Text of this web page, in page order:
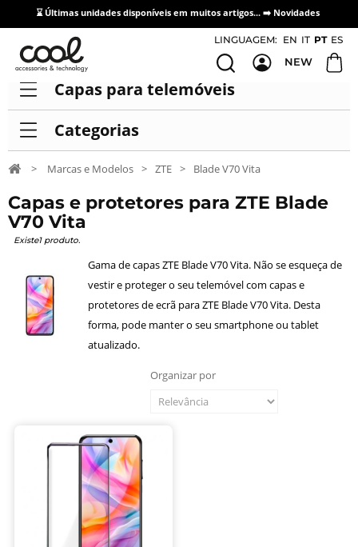
⌛ Últimas unidades disponíveis em muitos artigos... ➡️ Novidades
Acesso / Cadastro de Distribuidores
LINGUAGEM: EN IT PT ES
NEW
Capas para telemóveis
Categorias
> Marcas e Modelos > ZTE > Blade V70 Vita
Capas e protetores para ZTE Blade
V70 Vita
Existe1 produto.
Gama de capas ZTE Blade V70 Vita. Não se esqueça de
vestir e proteger o seu telemóvel com capas e
protetores de ecrã para ZTE Blade V70 Vita. Desta
forma, pode manter o seu smartphone ou tablet
atualizado.
Organizar por